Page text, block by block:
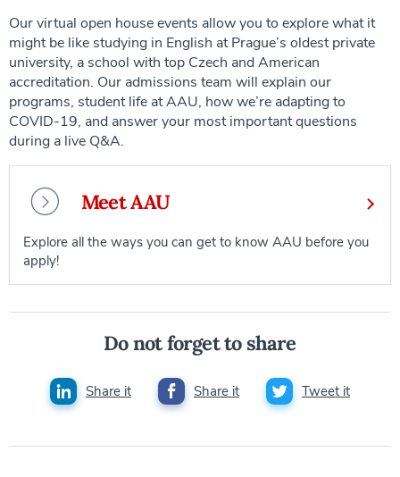
Our virtual open house events allow you to explore what it
might be like studying in English at Prague’s oldest private
university, a school with top Czech and American
accreditation. Our admissions team will explain our
programs, student life at AAU, how we’re adapting to
COVID-19, and answer your most important questions
during a live Q&A.
Meet AAU
Explore all the ways you can get to know AAU before you
apply!
Do not forget to share
Share it Share it Tweet it